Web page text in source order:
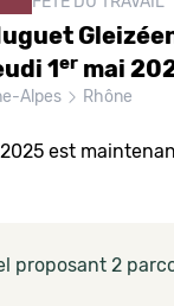
1er mai
Alpes Rhône
est
proposant 2